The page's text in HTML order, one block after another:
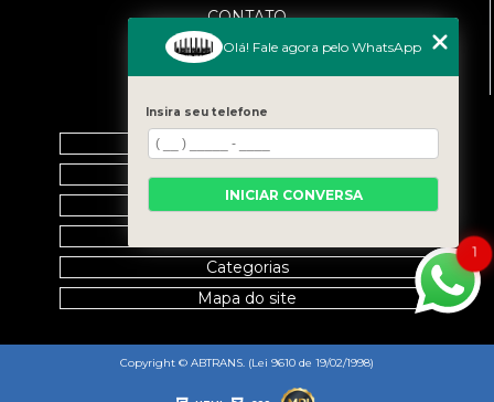
CONTATO
(11) 99458-7351
cursoabtrans@gmail.com
MENU
Home
Empresa
Galeria
Categorias
Mapa do site
Copyright © ABTRANS. (Lei 9610 de 19/02/1998)
1
Olá! Fale agora pelo WhatsApp
Insira seu telefone
INICIAR CONVERSA